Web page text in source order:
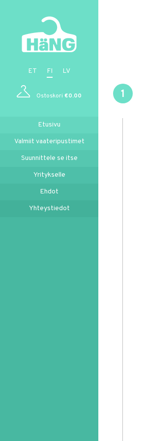
ET FI LV
Ostoskori €0.00
Etusivu
Valmiit vaateripustimet
Suunnittele se itse
Yritykselle
Ehdot
Yhteystiedot
1